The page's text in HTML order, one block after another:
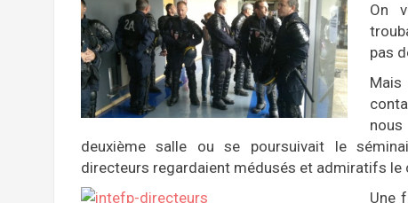
On
pas
Mais
deuxième salle ou se poursuivait le
directeurs regardaient médusés et admiratifs le
Une